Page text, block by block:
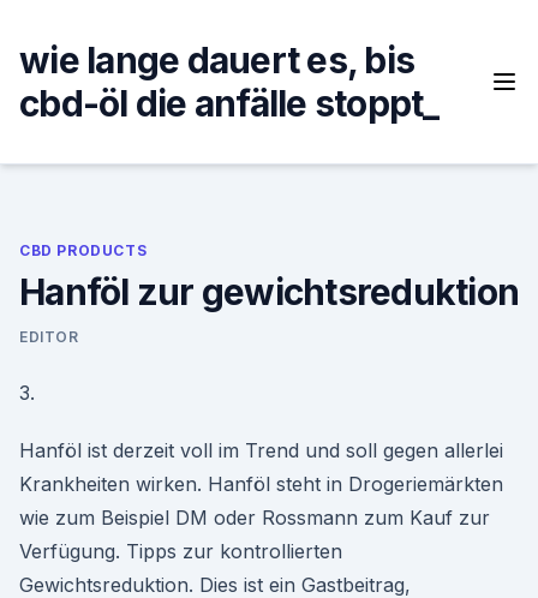
content
wie lange dauert es, bis
cbd-öl die anfälle stoppt_
CBD PRODUCTS
Hanföl zur gewichtsreduktion
EDITOR
3.
Hanföl ist derzeit voll im Trend und soll gegen allerlei
Krankheiten wirken. Hanföl steht in Drogeriemärkten
wie zum Beispiel DM oder Rossmann zum Kauf zur
Verfügung. Tipps zur kontrollierten
Gewichtsreduktion. Dies ist ein Gastbeitrag,